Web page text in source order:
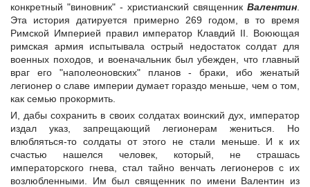
конкретный "виновник" - христианский священник Валентин
Эта история датируется примерно 269 годом, в то время
Римской Империей правил император Клавдий II. Воюющая
римская армия испытывала острый недостаток солдат для
военных походов, и военачальник был убежден, что главный
враг его "наполеоновских" планов - браки, ибо женатый
легионер о славе империи думает гораздо меньше, чем о том,
как семью прокормить.
И, дабы сохранить в своих солдатах воинский дух, император
издал указ, запрещающий легионерам жениться. Но
влюбляться-то солдаты от этого не стали меньше. И к их
счастью нашелся человек, который, не страшась
императорского гнева, стал тайно венчать легионеров с их
возлюбленными. Им был священник по имени Валентин из